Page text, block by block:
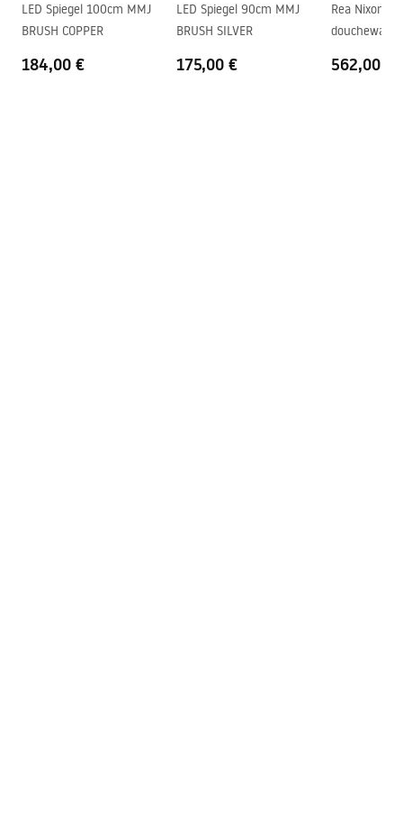
stroom
12W
LED Spiegel 100cm MMJ
BRUSH COPPER
184,00 €
LED Spiegel 90cm MMJ
BRUSH SILVER
175,00 €
Rea Nixon
douchewand
562,00 €